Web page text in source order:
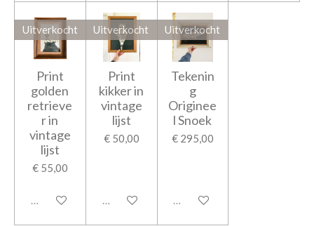
Uitverkocht
Print
golden
retrieve
r in
vintage
lijst
€ 55,00
Uitverkocht
Uitverkocht
Print
kikker in
vintage
lijst
€ 50,00
Uitverkocht
Uitverkocht
Tekenin
g
Originee
l Snoek
€ 295,00
Uitverkocht